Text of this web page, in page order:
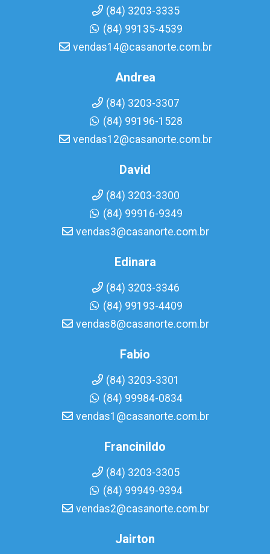
(84) 3203-3335
(84) 99135-4539
vendas14@casanorte.com.br
Andrea
(84) 3203-3307
(84) 99196-1528
vendas12@casanorte.com.br
David
(84) 3203-3300
(84) 99916-9349
vendas3@casanorte.com.br
Edinara
(84) 3203-3346
(84) 99193-4409
vendas8@casanorte.com.br
Fabio
(84) 3203-3301
(84) 99984-0834
vendas1@casanorte.com.br
Francinildo
(84) 3203-3305
(84) 99949-9394
vendas2@casanorte.com.br
Jairton